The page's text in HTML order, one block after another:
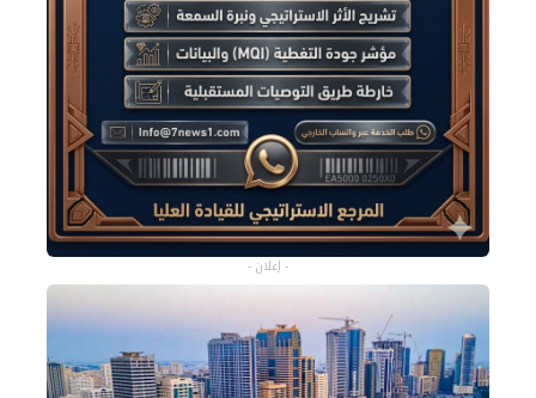
- إعلان -